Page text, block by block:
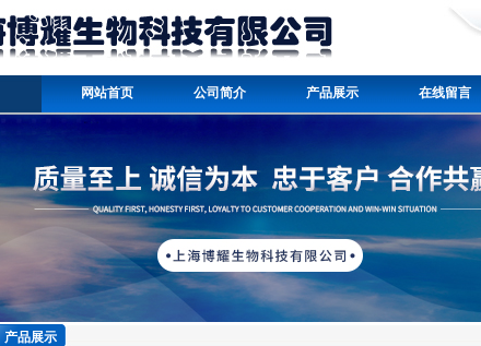
网站首页 公司简介 产品展示 在线留言
产品展示